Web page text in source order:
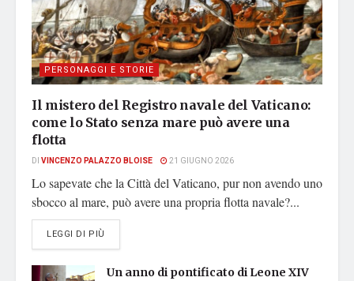
PERSONAGGI E STORIE
Il mistero del Registro navale del Vaticano:
come lo Stato senza mare può avere una
flotta
DI VINCENZO PALAZZO BLOISE 21 GIUGNO 2026
Lo sapevate che la Città del Vaticano, pur non avendo uno
sbocco al mare, può avere una propria flotta navale?...
LEGGI DI PIÙ
Un anno di pontificato di Leone XIV